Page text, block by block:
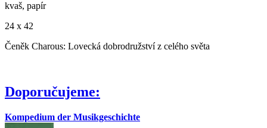
kvaš, papír
24 x 42
Čeněk Charous: Lovecká dobrodružství z celého světa
Doporučujeme:
Kompedium der Musikgeschichte